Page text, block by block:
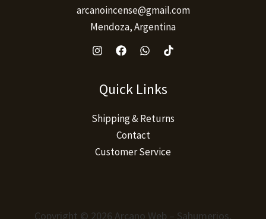
arcanoincense@gmail.com
Mendoza, Argentina
Quick Links
Shipping & Returns
Contact
Customer Service
Copyright © 2026 Arcano Web – Sahumerios,